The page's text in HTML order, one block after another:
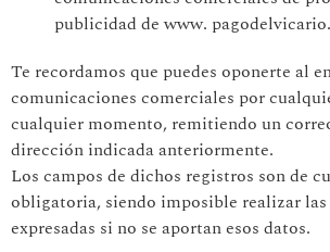
publicidad de www.
Te recordamos que puedes oponerte al
comunicaciones comerciales por
cualquier momento, remitiendo un
dirección indicada anteriormente.
Los campos de dichos registros son de
obligatoria, siendo imposible realizar
expresadas si no se aportan esos datos.